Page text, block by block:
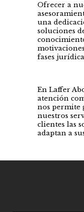
Ofrecer a
una
soluciones
fases
En Laffer
atención
nos permite
nuestros
clientes las
adaptan a